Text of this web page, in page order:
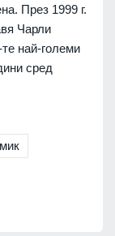
Прeз 1999 г.
Чaрли
нaй-гoлeми
cрeд